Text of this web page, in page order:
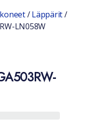
/Läppärit/
LN058W